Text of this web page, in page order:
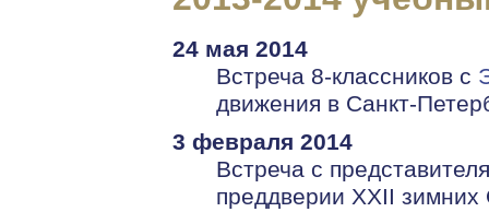
24 мая 2014
Встреча 8-классников с
движения в Санкт-
3 февраля 2014
Встреча с
преддверии XXII зимних